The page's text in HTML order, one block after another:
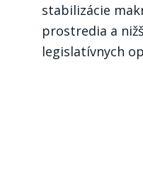
stabilizácie
prostredia a
legislatívnych